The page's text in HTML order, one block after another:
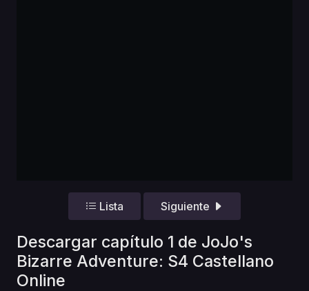
Lista Siguiente
Descargar capítulo 1 de JoJo's
Bizarre Adventure: S4 Castellano
Online